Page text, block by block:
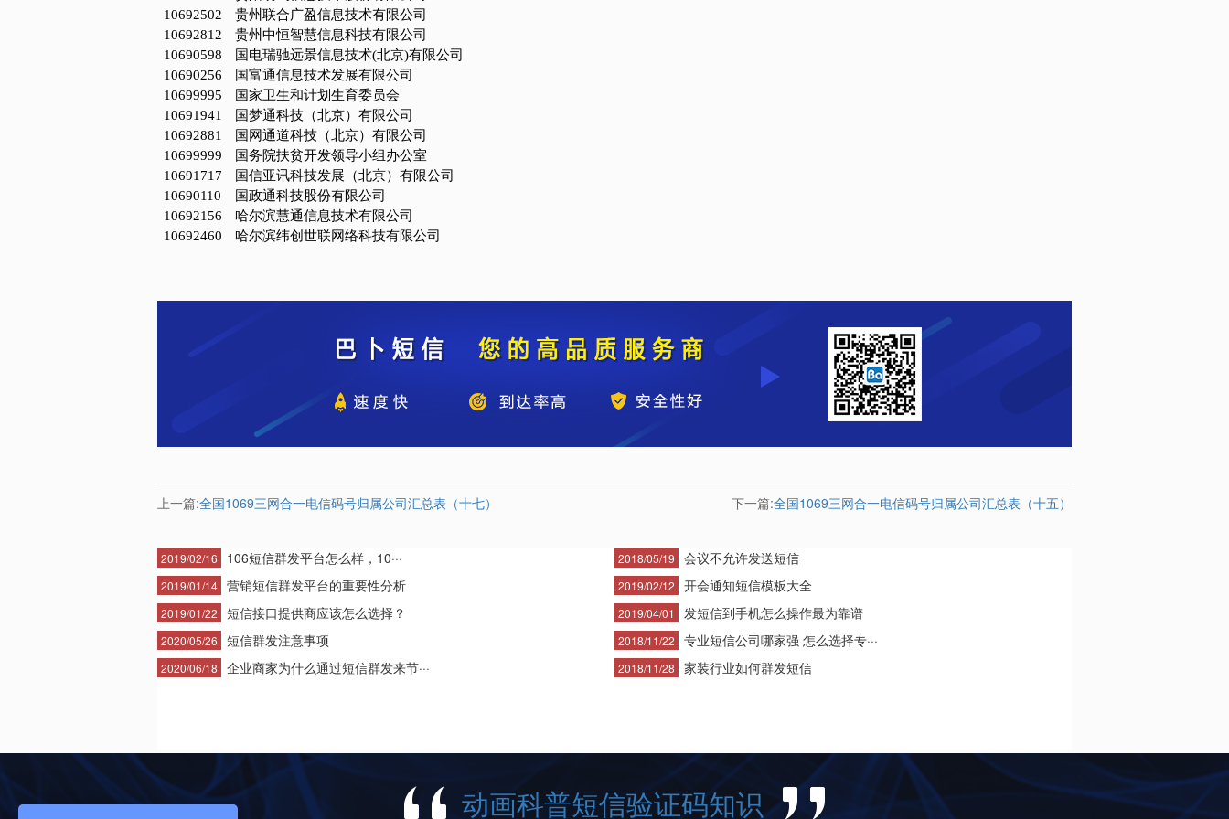
10692502
贵州联合广盈信息技术有限公司
10692812
贵州中恒智慧信息科技有限公司
10690598
国电瑞驰远景信息技术(北京)有限公司
10690256
国富通信息技术发展有限公司
10699995
国家卫生和计划生育委员会
10691941
国梦通科技（北京）有限公司
10692881
国网通道科技（北京）有限公司
10699999
国务院扶贫开发领导小组办公室
10691717
国信亚讯科技发展（北京）有限公司
10690110
国政通科技股份有限公司
10692156
哈尔滨慧通信息技术有限公司
10692460
哈尔滨纬创世联网络科技有限公司
上一篇:全国1069三网合一电信码号归属公司汇总表（十七） 下一篇:全国1069三网合一电信码号归属公司汇总表（十五）
2019/02/16 106短信群发平台怎么样，10···
2019/01/14 营销短信群发平台的重要性分析
2019/01/22 短信接口提供商应该怎么选择？
2020/05/26 短信群发注意事项
2020/06/18 企业商家为什么通过短信群发来节···
2018/05/19 会议不允许发送短信
2019/02/12 开会通知短信模板大全
2019/04/01 发短信到手机怎么操作最为靠谱
2018/11/22 专业短信公司哪家强 怎么选择专···
2018/11/28 家装行业如何群发短信
动画科普短信验证码知识